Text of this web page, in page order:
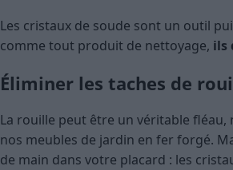
Les cristaux de soude sont un outil
comme tout produit de nettoyage, ils
Éliminer les taches de
La rouille peut être un véritable
nos meubles de jardin en fer forgé.
de main dans votre placard : les